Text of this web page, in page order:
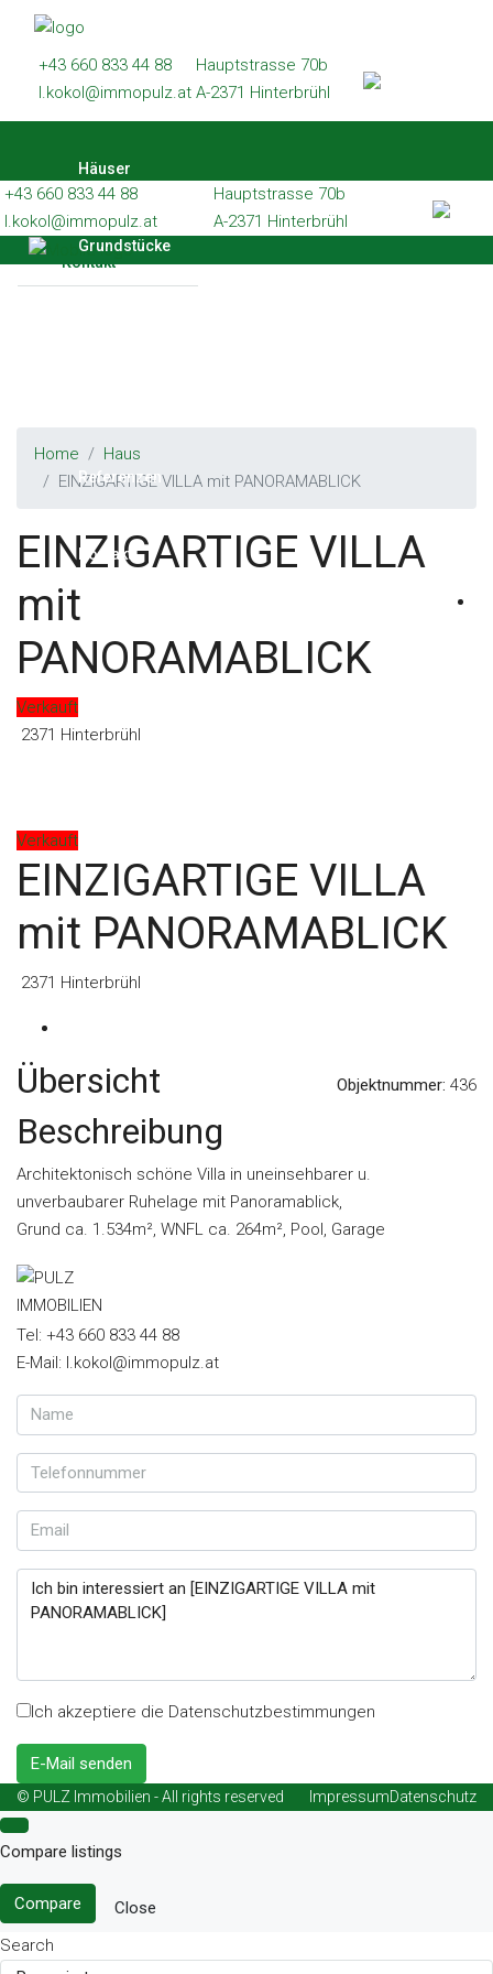
Häuser
Wohnungen
Gewerbe
Referenzen
Kontakt
+43 660 833 44 88
l.kokol@immopulz.at
Hauptstrasse 70b
A-2371 Hinterbrühl
Häuser
Grundstücke
Referenzen
Kontakt
+43 660 833 44 88
l.kokol@immopulz.at
Hauptstrasse 70b
A-2371 Hinterbrühl
Home
Haus
EINZIGARTIGE VILLA mit PANORAMABLICK
EINZIGARTIGE VILLA
mit
PANORAMABLICK
Verkauft
2371 Hinterbrühl
Verkauft
EINZIGARTIGE VILLA
mit PANORAMABLICK
2371 Hinterbrühl
Übersicht Objektnummer: 436
Beschreibung
Architektonisch schöne Villa in uneinsehbarer u.
unverbaubarer Ruhelage mit Panoramablick,
Grund ca. 1.534m², WNFL ca. 264m², Pool, Garage
Tel: +43 660 833 44 88
E-Mail: l.kokol@immopulz.at
Ich akzeptiere die Datenschutzbestimmungen
E-Mail senden
© PULZ Immobilien - All rights reserved ImpressumDatenschutz
Compare listings
Compare
Close
Search